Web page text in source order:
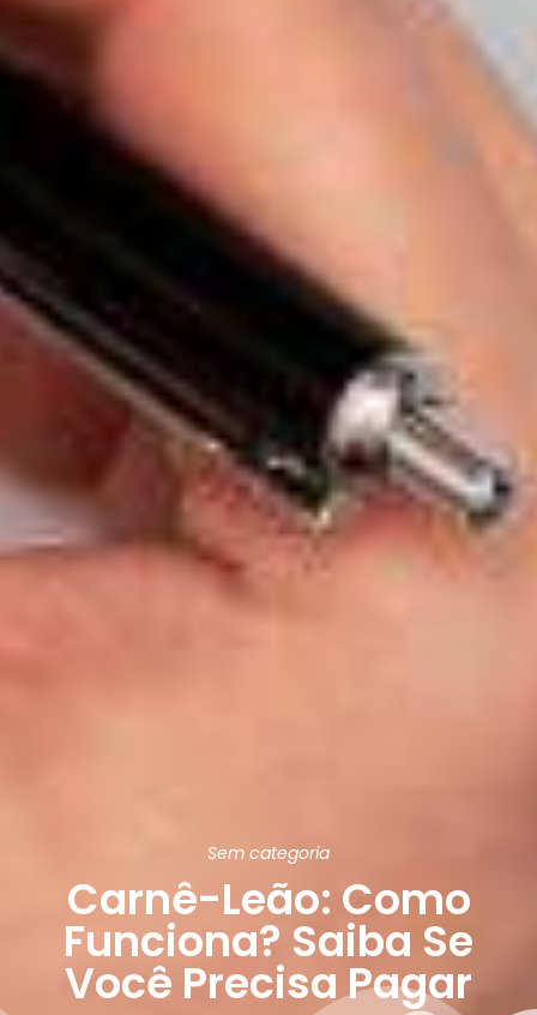
Sem categoria
Carnê-Leão: Como
Funciona? Saiba Se
Você Precisa Pagar